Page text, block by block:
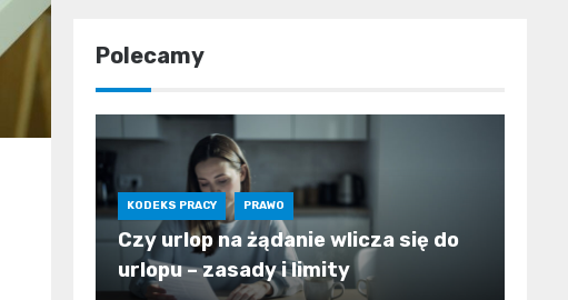
Polecamy
KODEKS PRACY PRAWO
Czy urlop na żądanie wlicza się do
urlopu – zasady i limity